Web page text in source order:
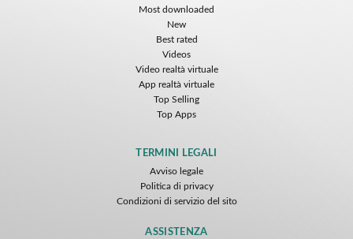
Most downloaded
New
Best rated
Videos
Video realtà virtuale
App realtà virtuale
Top Selling
Top Apps
TERMINI LEGALI
Avviso legale
Politica di privacy
Condizioni di servizio del sito
ASSISTENZA